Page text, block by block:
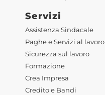
Servizi
Assistenza Sindacale
Paghe e Servizi al lavoro
Sicurezza sul lavoro
Formazione
Crea Impresa
Credito e Bandi